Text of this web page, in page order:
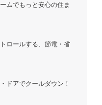
ムでもっと安心の住ま
ロールする、節電・省
ドアでクールダウン！